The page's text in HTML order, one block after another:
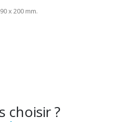
x 200 mm.
choisir ?